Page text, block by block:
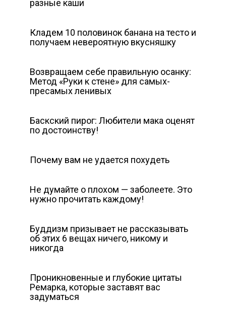
разные каши
Кладем 10 половинок банана на тесто и
получаем невероятную вкусняшку
Возвращаем себе правильную осанку:
Метод «Руки к стене» для самых-
пресамых ленивых
Баскский пирог: Любители мака оценят
по достоинству!
Почему вам не удается похудеть
Не думайте о плохом — заболеете. Это
нужно прочитать каждому!
Буддизм призывает не рассказывать
об этих 6 вещах ничего, никому и
никогда
Проникновенные и глубокие цитаты
Ремарка, которые заставят вас
задуматься